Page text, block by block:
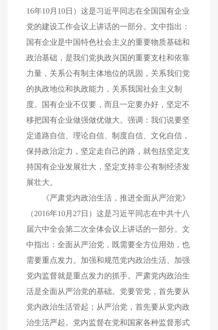
16年10月10日）这是习近平同志在全国国有企业
党的建设工作会议上讲话的一部分。文中指出：
国有企业是中国特色社会主义的重要物质基础和
政治基础，是我们党执政兴国的重要支柱和依靠
力量，关系公有制主体地位的巩固，关系我们党
的执政地位和执政能力，关系我国社会主义制
度。国有企业不仅要，而且一定要办好，坚定不
移把国有企业做强做优做大。强调：我们说要坚
定道路自信、理论自信、制度自信、文化自信，
保持政治定力，坚定走自己的路，就包括坚定支
持国有企业发展壮大，坚定支持非公有制经济发
展壮大。
《严肃党内政治生活，推进全面从严治党》
（2016年10月27日）这是习近平同志在中共十八
届六中全会第二次全体会议上讲话的一部分。文
中指出：全面从严治党，既需要全方位用劲，也
需要重点发力。加强和规范党内政治生活、加强
党内监督就是重点发力的抓手。严肃党内政治生
活是全面从严治党的基础。党要管党，首先要从
党内政治生活管起；从严治党，首先要从党内政
治生活严起。党内监督在党和国家各种监督形式